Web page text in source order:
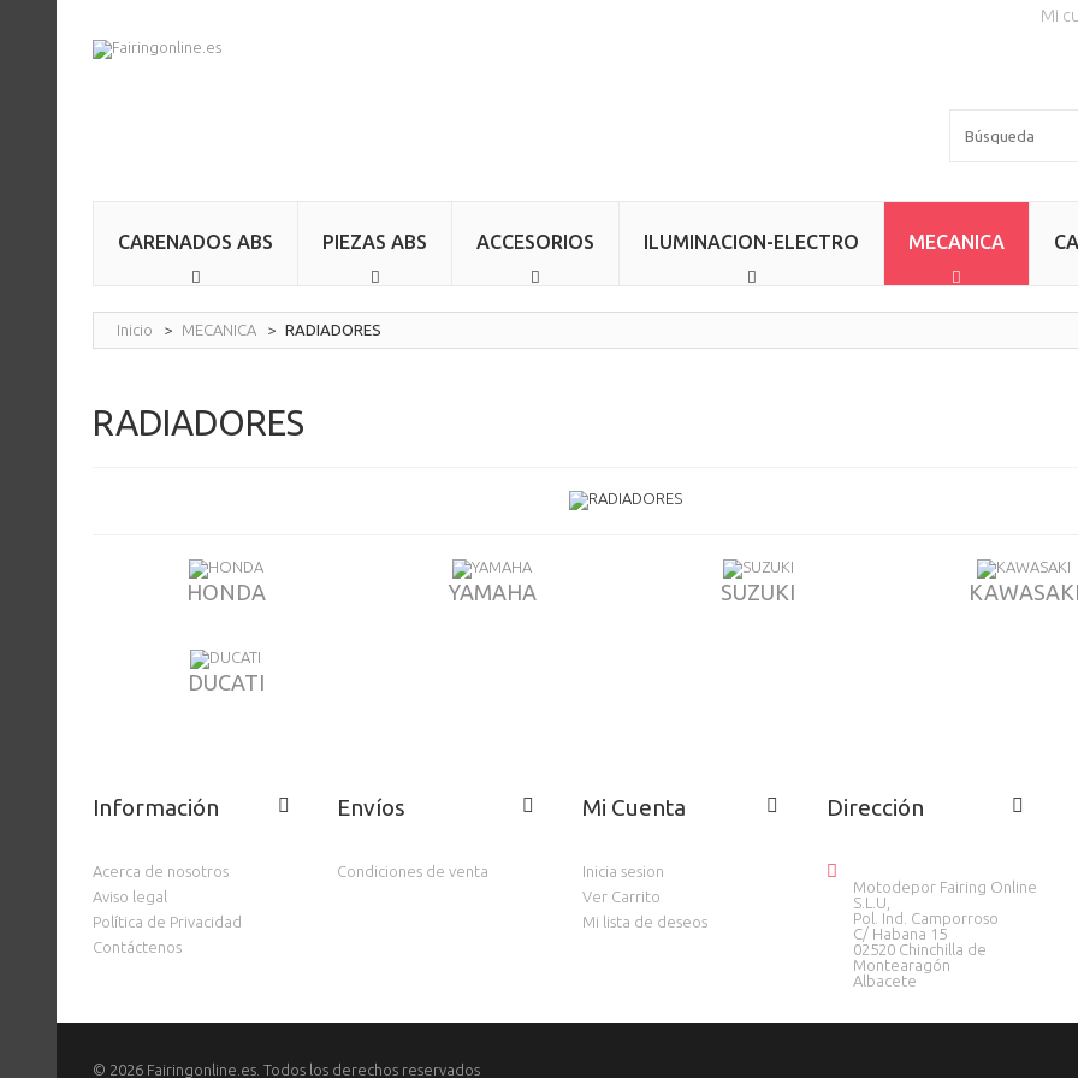
Mi
CARENADOS ABS PIEZAS ABS ACCESORIOS ILUMINACION-ELECTRO MECANICA
Inicio > MECANICA > RADIADORES
RADIADORES
HONDA YAMAHA SUZUKI
DUCATI
Información
Acerca de nosotros
Aviso legal
Política de Privacidad
Contáctenos
Envíos
Condiciones de venta
Mi Cuenta
Inicia sesion
Ver Carrito
Mi lista de deseos
Dirección
Motodepor Fairing Online
S.L.U,
Pol. Ind. Camporroso
C/ Habana 15
02520 Chinchilla de
Montearagón
Albacete
© 2026 Fairingonline.es. Todos los derechos reservados